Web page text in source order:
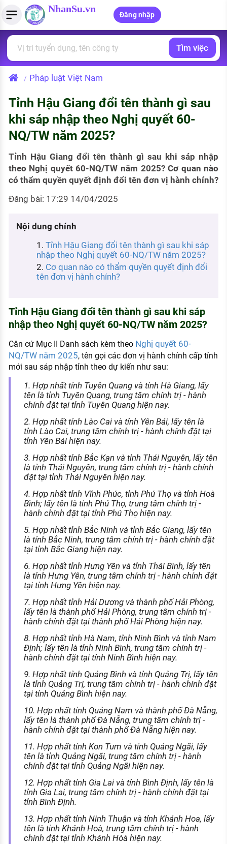
NhanSu.vn
Đăng nhập
Tìm việc làm
Việc làm ngành luật
Việc làm lương cao
Việc làm tốt nhất
CÔNG TY
Danh sách nhà tuyển dụng
Nhà tuyển dụng hàng đầu
Quản lý CV
Tải CV lên
Tạo CV trực tuyến
MẪU CV THEO STYLE
Mẫu CV đơn giản
Mẫu CV hiện đại
Tính lương Gross - Net
Tính thuế thu nhập cá nhân
Tính trợ cấp thất nghiệp
PHÁP LUẬT VIỆT NAM
Văn bản pháp luật
PHÁP LUẬT LAO ĐỘNG
Lao động và tiền lương
Thuế thu nhập
Hồ sơ biểu mẫu
Tử vi nghề nghiệp
Kỹ năng nghề nghiệp
Đặc trưng từng nghề
Xu hướng việc làm
XÂY DỰNG VÀ PHÁT TRIỂN ĐỘI NGŨ
NHÂN SỰ
TUYỂN DỤNG VIỆC LÀM
Tìm việc
/ Pháp luật Việt Nam
Tỉnh Hậu Giang đổi tên thành gì sau
khi sáp nhập theo Nghị quyết 60-
NQ/TW năm 2025?
Tỉnh Hậu Giang đổi tên thành gì sau khi sáp nhập
theo Nghị quyết 60-NQ/TW năm 2025? Cơ quan nào
có thẩm quyền quyết định đổi tên đơn vị hành chính?
Đăng bài: 17:29 14/04/2025
Nội dung chính
Tỉnh Hậu Giang đổi tên thành gì sau khi sáp
nhập theo Nghị quyết 60-NQ/TW năm 2025?
Cơ quan nào có thẩm quyền quyết định đổi
tên đơn vị hành chính?
Tỉnh Hậu Giang đổi tên thành gì sau khi sáp
nhập theo Nghị quyết 60-NQ/TW năm 2025?
Căn cứ Mục II Danh sách kèm theo Nghị quyết 60-
NQ/TW năm 2025, tên gọi các đơn vị hành chính cấp tỉnh
mới sau sáp nhập tỉnh theo dự kiến như sau:
1. Hợp nhất tỉnh Tuyên Quang và tỉnh Hà Giang, lấy
tên là tỉnh Tuyên Quang, trung tâm chính trị - hành
chính đặt tại tỉnh Tuyên Quang hiện nay.
2. Hợp nhất tỉnh Lào Cai và tỉnh Yên Bái, lấy tên là
tỉnh Lào Cai, trung tâm chính trị - hành chính đặt tại
tỉnh Yên Bái hiện nay.
3. Hợp nhất tỉnh Bắc Kạn và tỉnh Thái Nguyên, lấy tên
là tỉnh Thái Nguyên, trung tâm chính trị - hành chính
đặt tại tỉnh Thái Nguyên hiện nay.
4. Hợp nhất tỉnh Vĩnh Phúc, tỉnh Phú Thọ và tỉnh Hoà
Bình; lấy tên là tỉnh Phú Thọ, trung tâm chính trị -
hành chính đặt tại tỉnh Phú Thọ hiện nay.
5. Hợp nhất tỉnh Bắc Ninh và tỉnh Bắc Giang, lấy tên
là tỉnh Bắc Ninh, trung tâm chính trị - hành chính đặt
tại tỉnh Bắc Giang hiện nay.
6. Hợp nhất tỉnh Hưng Yên và tỉnh Thái Bình, lấy tên
là tỉnh Hưng Yên, trung tâm chính trị - hành chính đặt
tại tỉnh Hưng Yên hiện nay.
7. Hợp nhất tỉnh Hải Dương và thành phố Hải Phòng,
lấy tên là thành phố Hải Phòng, trung tâm chính trị -
hành chính đặt tại thành phố Hải Phòng hiện nay.
8. Hợp nhất tỉnh Hà Nam, tỉnh Ninh Bình và tỉnh Nam
Định; lấy tên là tỉnh Ninh Bình, trung tâm chính trị -
hành chính đặt tại tỉnh Ninh Bình hiện nay.
9. Hợp nhất tỉnh Quảng Bình và tỉnh Quảng Trị, lấy tên
là tỉnh Quảng Trị, trung tâm chính trị - hành chính đặt
tại tỉnh Quảng Bình hiện nay.
10. Hợp nhất tỉnh Quảng Nam và thành phố Đà Nẵng,
lấy tên là thành phố Đà Nẵng, trung tâm chính trị -
hành chính đặt tại thành phố Đà Nẵng hiện nay.
11. Hợp nhất tỉnh Kon Tum và tỉnh Quảng Ngãi, lấy
tên là tỉnh Quảng Ngãi, trung tâm chính trị - hành
chính đặt tại tỉnh Quảng Ngãi hiện nay.
12. Hợp nhất tỉnh Gia Lai và tỉnh Bình Định, lấy tên là
tỉnh Gia Lai, trung tâm chính trị - hành chính đặt tại
tỉnh Bình Định.
13. Hợp nhất tỉnh Ninh Thuận và tỉnh Khánh Hoa, lấy
tên là tỉnh Khánh Hoà, trung tâm chính trị - hành
chính đặt tại tỉnh Khánh Hòà hiện nay.